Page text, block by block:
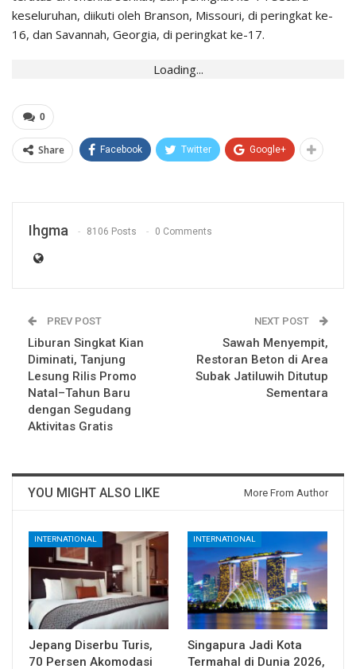
keseluruhan, diikuti oleh Branson, Missouri, di peringkat ke-
16, dan Savannah, Georgia, di peringkat ke-17.
Loading...
0
Share Facebook Twitter Google+
Ihgma 8106 Posts 0 Comments
PREV POST
Liburan Singkat Kian
Diminati, Tanjung
Lesung Rilis Promo
Natal–Tahun Baru
dengan Segudang
Aktivitas Gratis
NEXT POST
Sawah Menyempit,
Restoran Beton di Area
Subak Jatiluwih Ditutup
Sementara
YOU MIGHT ALSO LIKE More From Author
INTERNATIONAL
Jepang Diserbu Turis,
70 Persen Akomodasi
INTERNATIONAL
Singapura Jadi Kota
Termahal di Dunia 2026,